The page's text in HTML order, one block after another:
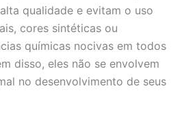
qualidade e evitam o uso
cores sintéticas ou
químicas nocivas em todos
disso, eles não se envolvem
no desenvolvimento de seus